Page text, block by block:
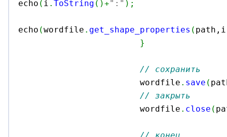
echo ( i . ToString ( )+":" ) ;
echo (wordfile . get_shape_properties ( path,i
}
// сохранить
			wordfile
. save (
// закрыть
			wordfile
. close (